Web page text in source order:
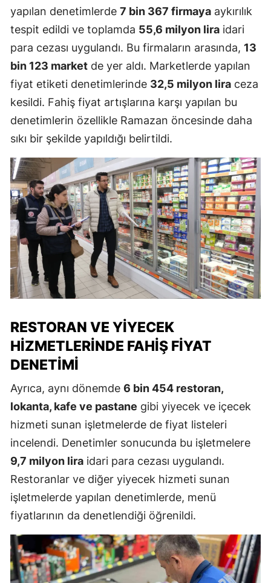
yapılan denetimlerde 7 bin 367 firmaya aykırılık
tespit edildi ve toplamda 55,6 milyon lira idari
para cezası uygulandı. Bu firmaların arasında, 13
bin 123 market de yer aldı. Marketlerde yapılan
fiyat etiketi denetimlerinde 32,5 milyon lira ceza
kesildi. Fahiş fiyat artışlarına karşı yapılan bu
denetimlerin özellikle Ramazan öncesinde daha
sıkı bir şekilde yapıldığı belirtildi.
RESTORAN VE YIYECEK
HIZMETLERINDE FAHIŞ FIYAT
DENETIMI
Ayrıca, aynı dönemde 6 bin 454 restoran,
lokanta, kafe ve pastane gibi yiyecek ve içecek
hizmeti sunan işletmelerde de fiyat listeleri
incelendi. Denetimler sonucunda bu işletmelere
9,7 milyon lira idari para cezası uygulandı.
Restoranlar ve diğer yiyecek hizmeti sunan
işletmelerde yapılan denetimlerde, menü
fiyatlarının da denetlendiği öğrenildi.